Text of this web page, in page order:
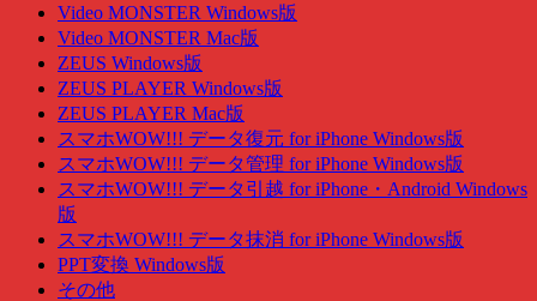
Video MONSTER Windows版
Video MONSTER Mac版
ZEUS Windows版
ZEUS PLAYER Windows版
ZEUS PLAYER Mac版
スマホWOW!!! データ復元 for iPhone Windows版
スマホWOW!!! データ管理 for iPhone Windows版
スマホWOW!!! データ引越 for iPhone・Android Windows
版
スマホWOW!!! データ抹消 for iPhone Windows版
PPT変換 Windows版
その他